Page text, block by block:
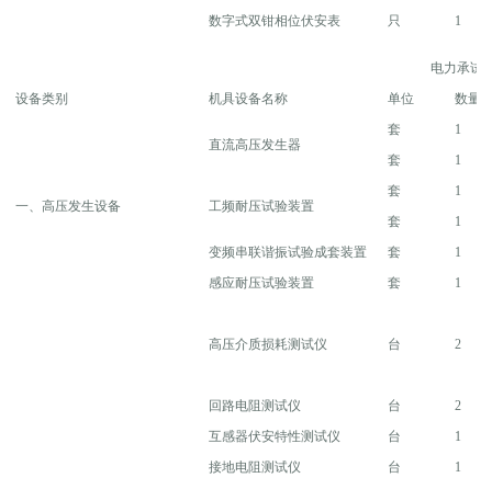
数字式双钳相位伏安表
只 1
电力承试
设备类别
机具设备名称 单位 数量
一、高压发生设备
直流高压发生器
套
1
套
1
工频耐压试验装置
套
1
套
1
变频串联谐振试验成套装置
套
1
感应耐压试验装置
套 1
高压介质损耗测试仪 台 2
回路电阻测试仪 台
2
互感器伏安特性测试仪
台
1
接地电阻测试仪
台
1